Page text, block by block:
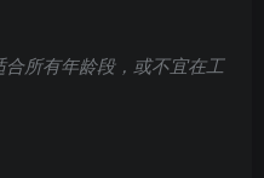
所有年龄段，或不宜在工